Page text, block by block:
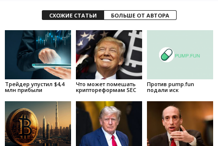
СХОЖИЕ СТАТЬИ БОЛЬШЕ ОТ АВТОРА
Трейдер упустил $4,4
млн прибыли
Что может помешать
криптореформам SEC
Против pump.fun
подали иск